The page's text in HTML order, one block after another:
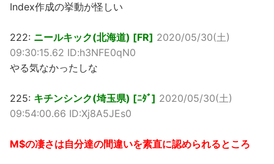
Index作成の挙動が怪しい
222: ニールキック(北海道) [FR] 2020/05/30(土)
09:30:15.62 ID:h3NFE0qN0
やる気なかったしな
225: キチンシンク(埼玉県) [ﾆﾀﾞ] 2020/05/30(土)
09:54:00.66 ID:Xj8A5JEs0
M$の凄さは自分達の間違いを素直に認められるところ